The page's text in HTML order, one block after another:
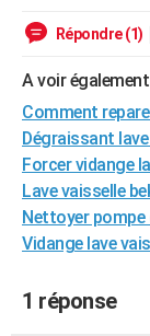
GUIDES D'ACHAT
BONS PLANS
CARTE DE VOEUX
Carte de Noël
Carte Bonne année
Carte Saint-Valentin
Carte Pâques
Carte
DICTIONNAIRE
Dictionnaire
Biographies
Citations
Expressions
Proverbes
PROGRAMME TV
COPAINS D'AVANT
S'inscrire
Se connecter
Lycées
Collèges
Primaires
Universités
Entreprises
Service militaire
Avis de recherche
AVIS DE DÉCÈS
Répondre (1)
A voir
Comment
Dégraissant
Forcer vidange
Lave vaisselle
Nettoyer pompe
Vidange lave
1 réponse